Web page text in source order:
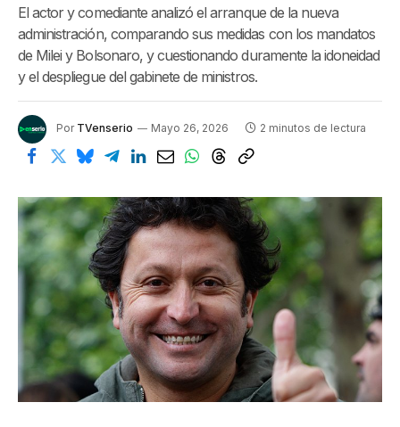
El actor y comediante analizó el arranque de la nueva
administración, comparando sus medidas con los mandatos
de Milei y Bolsonaro, y cuestionando duramente la idoneidad
y el despliegue del gabinete de ministros.
Por TVenserio Mayo 26, 2026 2 minutos de lectura